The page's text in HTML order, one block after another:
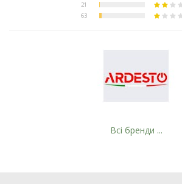
Всі бренди ...